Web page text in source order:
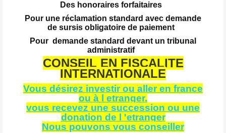
Des honoraires forfaitaires
Pour une réclamation standard avec demande
de sursis obligatoire de paiement
Pour demande standard devant un tribunal
administratif
CONSEIL EN FISCALITE
INTERNATIONALE
Vous désirez investir ou aller en france
ou à l etranger.
vous recevez une succession ou une
donation de l 'etranger
Nous pouvons vous conseiller